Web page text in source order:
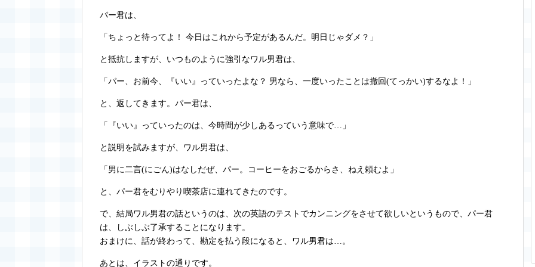
パー君は、
「ちょっと待ってよ！ 今日はこれから予定があるんだ。明日じゃダメ？」
と抵抗しますが、いつものように強引なワル男君は、
「パー、お前今、『いい』っていったよな？ 男なら、一度いったことは撤回(てっかい)するなよ！」
と、返してきます。パー君は、
「『いい』っていったのは、今時間が少しあるっていう意味で…」
と説明を試みますが、ワル男君は、
「男に二言(にごん)はなしだぜ、パー。コーヒーをおごるからさ、ねえ頼むよ」
と、パー君をむりやり喫茶店に連れてきたのです。
で、結局ワル男君の話というのは、次の英語のテストでカンニングをさせて欲しいというもので、パー君
は、しぶしぶ了承することになります。
おまけに、話が終わって、勘定を払う段になると、ワル男君は…。
あとは、イラストの通りです。